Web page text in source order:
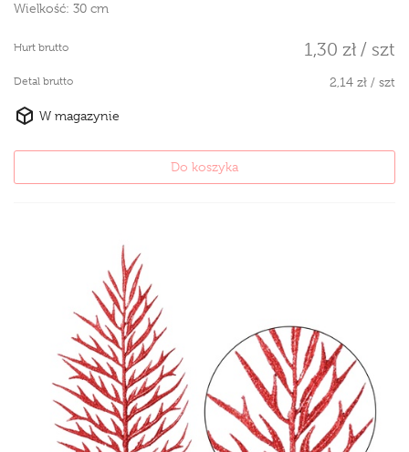
Wielkość: 30 cm
Hurt brutto 1,30 zł / szt
Detal brutto 2,14 zł / szt
W magazynie
Do koszyka